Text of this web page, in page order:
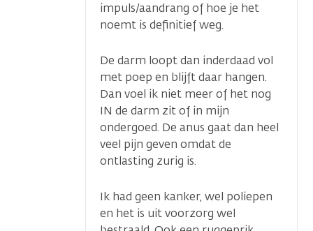
impuls/aandrang of hoe je het
noemt is definitief weg.
De darm loopt dan inderdaad vol
met poep en blijft daar hangen.
Dan voel ik niet meer of het nog
IN de darm zit of in mijn
ondergoed. De anus gaat dan heel
veel pijn geven omdat de
ontlasting zurig is.
Ik had geen kanker, wel poliepen
en het is uit voorzorg wel